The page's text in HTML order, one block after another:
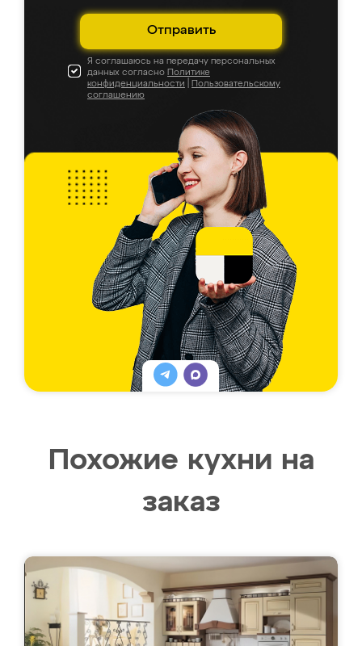
Отправить
Я соглашаюсь на передачу персональных
данных согласно Политике
конфиденциальности
Пользовательскому
соглашению
Похожие кухни на
заказ